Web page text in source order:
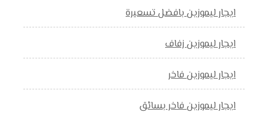
ايجار ليموزين بافضل تسعيرة
ايجار ليموزين زفاف
ايجار ليموزين فاخر
ايجار ليموزين فاخر بسائق